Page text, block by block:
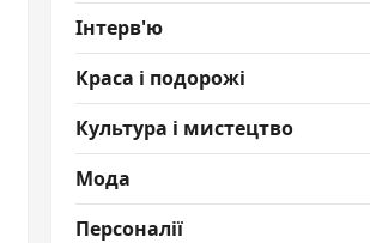
Інтерв'ю
Краса і подорожі
Культура і мистецтво
Мода
Персоналії